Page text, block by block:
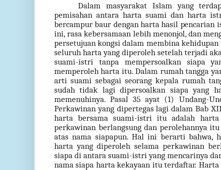
Dalam masyarakat Islam yang
pemisahan antara harta suami dan harta
bercampur baur dengan harta hasil pencarian
ini, rasa kebersamaan lebih menonjol, dan
persetujuan kongsi dalam membina
seluruh harta yang diperoleh setelah terjadi
suami-istri tanpa mempersoalkan siapa
memperoleh harta itu. Dalam rumah tangga
arti suami sebagai seorang kepala rumah
sudah tidak lagi dipersoalkan siapa yang
memenuhinya. Pasal 35 ayat (1) Undang-
Perkawinan yang dipertegas lagi dalam Bab
harta bersama suami-istri itu adalah
perkawinan berlangsung dan perolehannya
atas nama siapapun. Hal ini berarti bahwa,
harta yang diperoleh selama perkawinan
siapa di antara suami-istri yang mencarinya
nama siapa harta kekayaan itu terdaftar.